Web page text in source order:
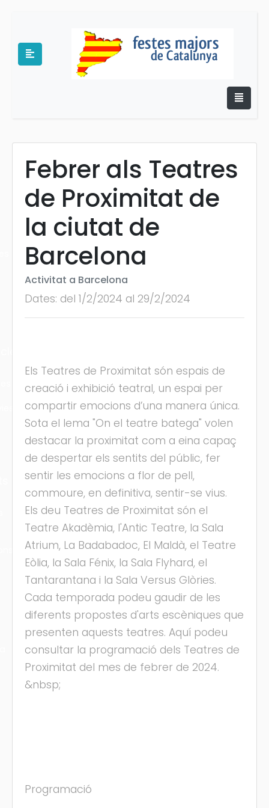
Febrer als Teatres
de Proximitat de
la ciutat de
Barcelona
Activitat a Barcelona
Dates: del 1/2/2024 al 29/2/2024
Els Teatres de Proximitat són espais de
creació i exhibició teatral, un espai per
compartir emocions d’una manera única.
Sota el lema "On el teatre batega" volen
destacar la proximitat com a eina capaç
de despertar els sentits del públic, fer
sentir les emocions a flor de pell,
commoure, en definitiva, sentir-se vius.
Els deu Teatres de Proximitat són el
Teatre Akadèmia, l'Antic Teatre, la Sala
Atrium, La Badabadoc, El Maldà, el Teatre
Eòlia, la Sala Fénix, la Sala Flyhard, el
Tantarantana i la Sala Versus Glòries.
Cada temporada podeu gaudir de les
diferents propostes d'arts escèniques que
presenten aquests teatres. Aquí podeu
consultar la programació dels Teatres de
Proximitat del mes de febrer de 2024.
&nbsp;
Programació